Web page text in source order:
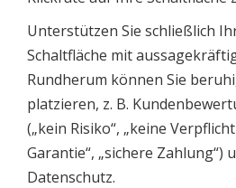
Unterstützen Sie schließlich
Schaltfläche mit
Rundherum können Sie
platzieren, z. B.
(„kein Risiko“, „keine
Garantie“, „sichere Zahlung“)
Datenschutz.